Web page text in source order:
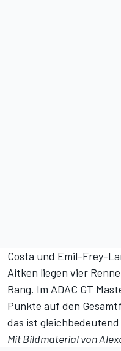
Costa und Emil-Frey-
Aitken liegen vier
Rang. Im ADAC GT
Punkte auf den
das ist gleichbedeutend
Mit Bildmaterial von